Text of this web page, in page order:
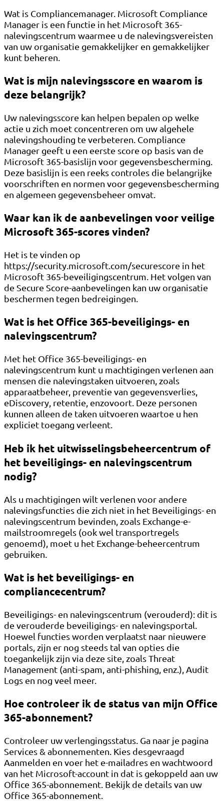
Wat is Compliancemanager. Microsoft Compliance
Manager is een functie in het Microsoft 365-
nalevingscentrum waarmee u de nalevingsvereisten
van uw organisatie gemakkelijker en gemakkelijker
kunt beheren.
Wat is mijn nalevingsscore en waarom is
deze belangrijk?
Uw nalevingsscore kan helpen bepalen op welke
actie u zich moet concentreren om uw algehele
nalevingshouding te verbeteren. Compliance
Manager geeft u een eerste score op basis van de
Microsoft 365-basislijn voor gegevensbescherming.
Deze basislijn is een reeks controles die belangrijke
voorschriften en normen voor gegevensbescherming
en algemeen gegevensbeheer omvat.
Waar kan ik de aanbevelingen voor veilige
Microsoft 365-scores vinden?
Het is te vinden op
https://security.microsoft.com/securescore in het
Microsoft 365-beveiligingscentrum. Het volgen van
de Secure Score-aanbevelingen kan uw organisatie
beschermen tegen bedreigingen.
Wat is het Office 365-beveiligings- en
nalevingscentrum?
Met het Office 365-beveiligings- en
nalevingscentrum kunt u machtigingen verlenen aan
mensen die nalevingstaken uitvoeren, zoals
apparaatbeheer, preventie van gegevensverlies,
eDiscovery, retentie, enzovoort. Deze personen
kunnen alleen de taken uitvoeren waartoe u hen
expliciet toegang verleent.
Heb ik het uitwisselingsbeheercentrum of
het beveiligings- en nalevingscentrum
nodig?
Als u machtigingen wilt verlenen voor andere
nalevingsfuncties die zich niet in het Beveiligings- en
nalevingscentrum bevinden, zoals Exchange-e-
mailstroomregels (ook wel transportregels
genoemd), moet u het Exchange-beheercentrum
gebruiken.
Wat is het beveiligings- en
compliancecentrum?
Beveiligings- en nalevingscentrum (verouderd): dit is
de verouderde beveiligings- en nalevingsportal.
Hoewel functies worden verplaatst naar nieuwere
portals, zijn er nog steeds tal van opties die
toegankelijk zijn via deze site, zoals Threat
Management (anti-spam, anti-phishing, enz.), Audit
Logs en nog veel meer.
Hoe controleer ik de status van mijn Office
365-abonnement?
Controleer uw verlengingsstatus. Ga naar je pagina
Services & abonnementen. Kies desgevraagd
Aanmelden en voer het e-mailadres en wachtwoord
van het Microsoft-account in dat is gekoppeld aan uw
Office 365-abonnement. Bekijk de details van uw
Office 365-abonnement.